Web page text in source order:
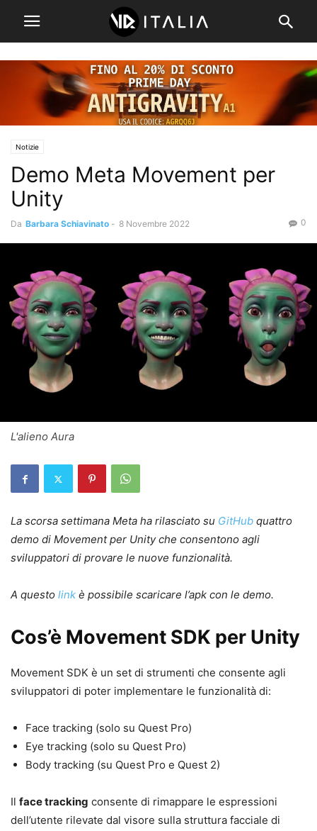
Notizie
Demo Meta Movement per
Unity
Da Barbara Schiavinato - 8 Novembre 2022 0
L'alieno Aura
La scorsa settimana Meta ha rilasciato su GitHub quattro
demo di Movement per Unity che consentono agli
sviluppatori di provare le nuove funzionalità.
A questo link è possibile scaricare l’apk con le demo.
Cos’è Movement SDK per Unity
Movement SDK è un set di strumenti che consente agli
sviluppatori di poter implementare le funzionalità di:
Face tracking (solo su Quest Pro)
Eye tracking (solo su Quest Pro)
Body tracking (su Quest Pro e Quest 2)
Il face tracking consente di rimappare le espressioni
dell’utente rilevate dal visore sulla struttura facciale di